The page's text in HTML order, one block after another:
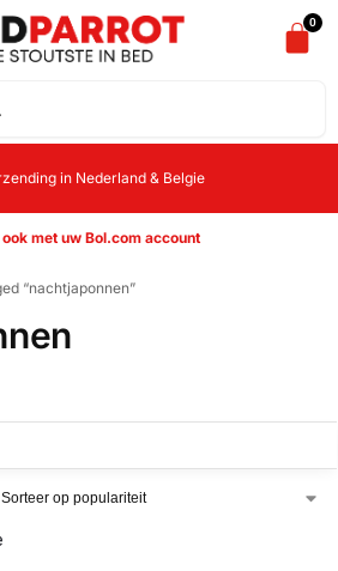
0
in Nederland & Belgie
met uw Bol.com account
“nachtjaponnen”